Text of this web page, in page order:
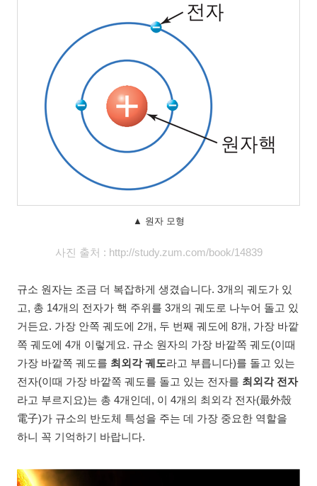
▲ 원자 모형
사진 출처 : http://study.zum.com/book/14839
규소 원자는 조금 더 복잡하게 생겼습니다. 3개의 궤도가 있
고, 총 14개의 전자가 핵 주위를 3개의 궤도로 나누어 돌고 있
거든요. 가장 안쪽 궤도에 2개, 두 번째 궤도에 8개, 가장 바깥
쪽 궤도에 4개 이렇게요. 규소 원자의 가장 바깥쪽 궤도(이때
가장 바깥쪽 궤도를 최외각 궤도라고 부릅니다)를 돌고 있는
전자(이때 가장 바깥쪽 궤도를 돌고 있는 전자를 최외각 전자
라고 부르지요)는 총 4개인데, 이 4개의 최외각 전자(最外殼
電子)가 규소의 반도체 특성을 주는 데 가장 중요한 역할을
하니 꼭 기억하기 바랍니다.